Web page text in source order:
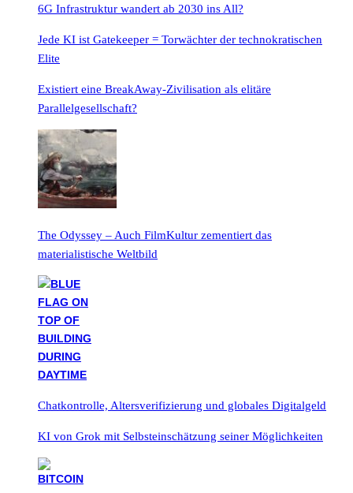
6G Infrastruktur wandert ab 2030 ins All?
Jede KI ist Gatekeeper = Torwächter der technokratischen
Elite
Existiert eine BreakAway-Zivilisation als elitäre
Parallelgesellschaft?
The Odyssey – Auch FilmKultur zementiert das
materialistische Weltbild
Chatkontrolle, Altersverifizierung und globales Digitalgeld
KI von Grok mit Selbsteinschätzung seiner Möglichkeiten